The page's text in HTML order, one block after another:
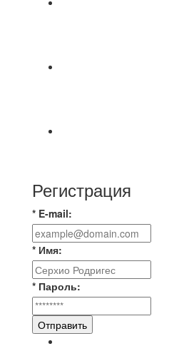
Регистрация
* E-mail:
* Имя:
* Пароль:
Отправить